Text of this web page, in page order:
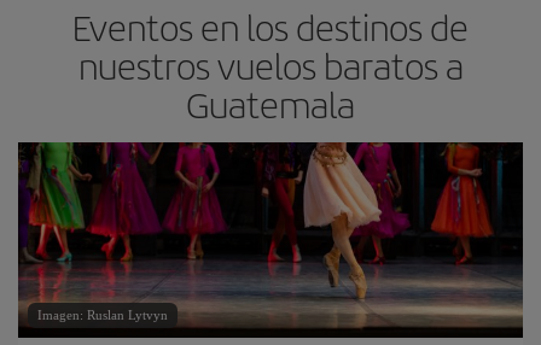
Eventos en los destinos de
nuestros vuelos baratos a
Guatemala
Imagen: Ruslan Lytvyn